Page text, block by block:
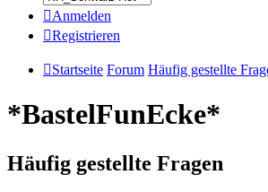
Anmelden
Registrieren
Startseite Forum Häufig gestellte
*BastelFunEcke*
Häufig gestellte Fragen